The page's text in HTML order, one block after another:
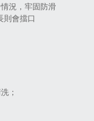
況，牢固防滑
則會擋口
；